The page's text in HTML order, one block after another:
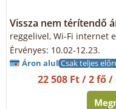
Vissza nem térítendő
reggelivel, Wi-Fi internet
Érvényes: 10.02-12.23.
Áron alul Csak teljes
22 508 Ft / 2 fő